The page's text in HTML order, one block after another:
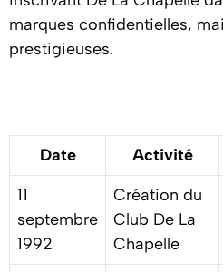
marques confidentielles,
prestigieuses.
Date Activité
11
septembre
1992
Création du
Club De La
Chapelle